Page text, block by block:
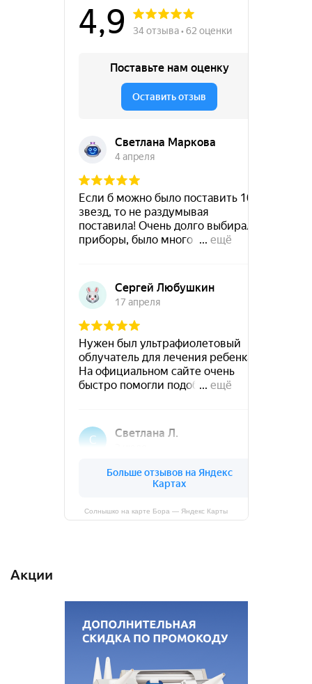
Солнышко на карте Бора — Яндекс Карты
Акции